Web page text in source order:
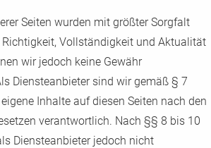
Seiten wurden mit größter Sorgfalt
Richtigkeit, Vollständigkeit und Aktualität
wir jedoch keine Gewähr
Diensteanbieter sind wir gemäß § 7
Inhalte auf diesen Seiten nach den
verantwortlich. Nach §§ 8 bis 10
Diensteanbieter jedoch nicht